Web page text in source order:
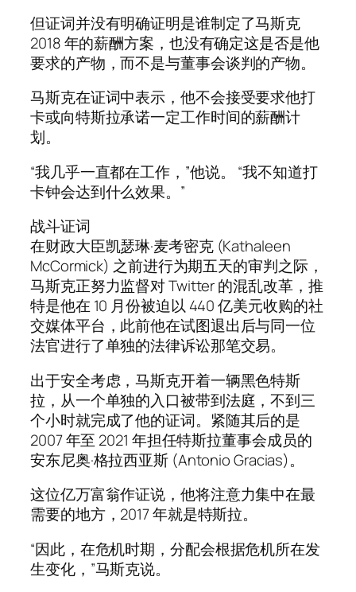
但证词并没有明确证明是谁制定了马斯克
2018 年的薪酬方案，也没有确定这是否是他
要求的产物，而不是与董事会谈判的产物。
马斯克在证词中表示，他不会接受要求他打
卡或向特斯拉承诺一定工作时间的薪酬计
划。
“我几乎一直都在工作，”他说。 “我不知道打
卡钟会达到什么效果。”
战斗证词
在财政大臣凯瑟琳·麦考密克 (Kathaleen
McCormick) 之前进行为期五天的审判之际，
马斯克正努力监督对 Twitter 的混乱改革，推
特是他在 10 月份被迫以 440 亿美元收购的社
交媒体平台，此前他在试图退出后与同一位
法官进行了单独的法律诉讼那笔交易。
出于安全考虑，马斯克开着一辆黑色特斯
拉，从一个单独的入口被带到法庭，不到三
个小时就完成了他的证词。紧随其后的是
2007 年至 2021 年担任特斯拉董事会成员的
安东尼奥·格拉西亚斯 (Antonio Gracias)。
这位亿万富翁作证说，他将注意力集中在最
需要的地方，2017 年就是特斯拉。
“因此，在危机时期，分配会根据危机所在发
生变化，”马斯克说。